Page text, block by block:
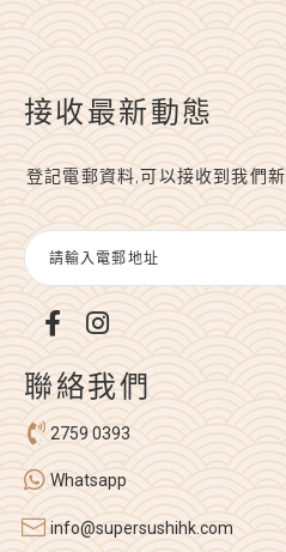
接收最新動態
登記電郵資料,可以接收到我們
聯絡我們
2759 0393
Whatsapp
info@supersushihk.com